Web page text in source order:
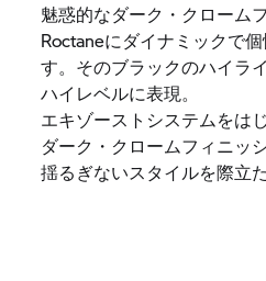
魅惑的なダーク・クローム
Roctaneにダイナミックで
す。そのブラックのハイラ
ハイレベルに表現。
エキゾーストシステムをは
ダーク・クロームフィニッ
揺るぎないスタイルを際立た